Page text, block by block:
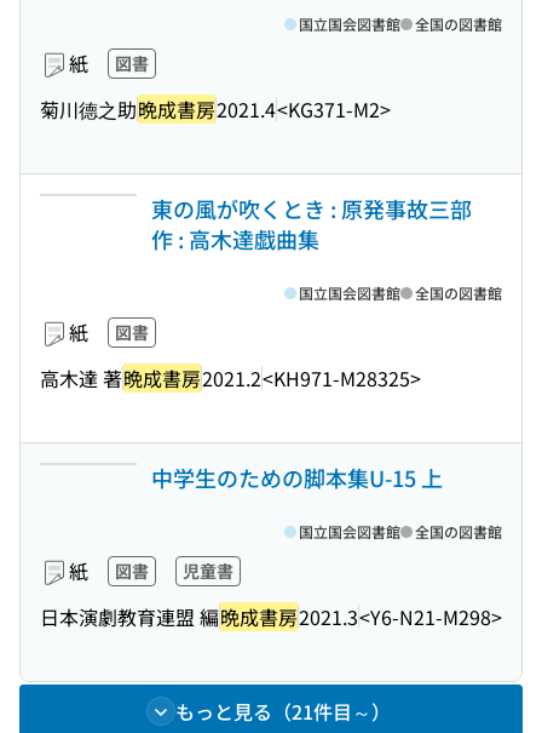
紙 図書
菊川德之助晩成書房2021.4<KG371-M2>
国立国会図書館 全国の図書館
東の風が吹くとき : 原発事故三部
作 : 高木達戯曲集
紙 図書
高木達 著晩成書房2021.2<KH971-M28325>
国立国会図書館 全国の図書館
中学生のための脚本集U-15 上
紙 図書 児童書
日本演劇教育連盟 編晩成書房2021.3<Y6-N21-M298>
国立国会図書館 全国の図書館
もっと見る（21件目～）